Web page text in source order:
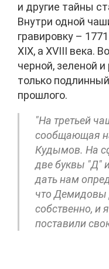
и другие тайны
Внутри одной
гравировку –
XIX, а XVIII века.
черной, зеленой
только
прошлого.
"На третьей
сообщающая
Кудымов. На
две буквы "Д"
дать нам
что Демидовы
собственно, и
поставили